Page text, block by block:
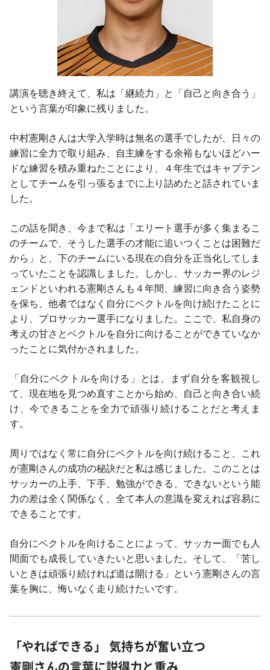
講演を聴き終えて、私は「継続力」と「自己と向き合う」
という言葉が印象に残りました。
中村憲剛さんは大学入学時は無名の選手でしたが、日々の
練習に全力で取り組み、自主練をする余裕もないほどハー
ドな練習を積み重ねたことにより、４年生ではキャプテン
としてチームを引っ張るまでに上り詰めたと話されていま
した。
この話を聞き、今まで私は「エリート選手が多く集まるこ
のチームで、そうした選手の才能に追いつくことは困難だ
から」と、下のチームにいる現在の自分を正当化してしま
っていたことを認識しました。しかし、サッカー界のレジ
ェンドといわれる憲剛さんも４年間、練習に向き合う姿勢
を保ち、他者ではなく自分にベクトルを向け続けたことに
より、プロサッカー選手になりました。ここで、私自身の
考えの甘さとベクトルを自分に向けることができていなか
ったことに気付かされました。
「自分にベクトルを向ける」とは、まず自分を客観視し
て、現在地を見つめ直すことから始め、自己と向き合い続
け、今できることを全力で頑張り続けることだと考えま
す。
周りではなく常に自分にベクトルを向け続けること、これ
が憲剛さんの成功の秘訣だと私は感じました。このことは
サッカーの上手、下手、勉強ができる、できないという能
力の差は全く関係なく、全て本人の意識を変えれば容易に
できることです。
自分にベクトルを向けることによって、サッカー面でも人
間面でも成長していきたいと思いました。そして、「苦し
いときは頑張り続ければ道は開ける」という憲剛さんの言
葉を胸に、悔いなく走り続けたいです。
「やればできる」 気持ちが奮い立つ
憲剛さんの言葉に説得力と重み